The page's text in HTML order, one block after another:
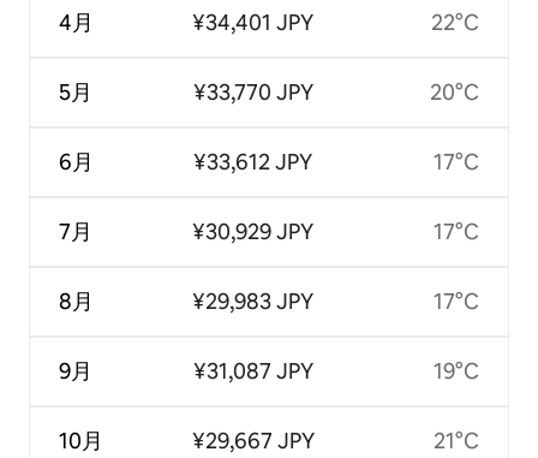
4月
5月
6月
7月
8月
9月
10月
¥34,401 JPY
¥33,770 JPY
¥33,612 JPY
¥30,929 JPY
¥29,983 JPY
¥31,087 JPY
¥29,667 JPY
22°C
20°C
17°C
17°C
17°C
19°C
21°C